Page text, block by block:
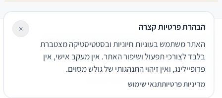
שירותים משפטיים
דרושים צור קשר נגישותפרטיות
תנאי שימוש
© 2026 הפירמה. כל הזכויות שמורות.
הבהרת פרטיות קצרה
האתר משתמש בעוגיות חיוניות ובסטטיסטיקה מצטברת
בלבד לצורכי תפעול ושיפור האתר. אין מעקב אישי, אין
פרופיילינג, ואין זיהוי התנהגותי של גולש מסוים.
מדיניות פרטיותתנאי שימוש
×